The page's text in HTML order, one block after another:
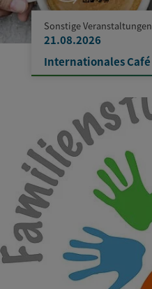
Sonstige Veranstaltungen
21.08.2026
Internationales Café